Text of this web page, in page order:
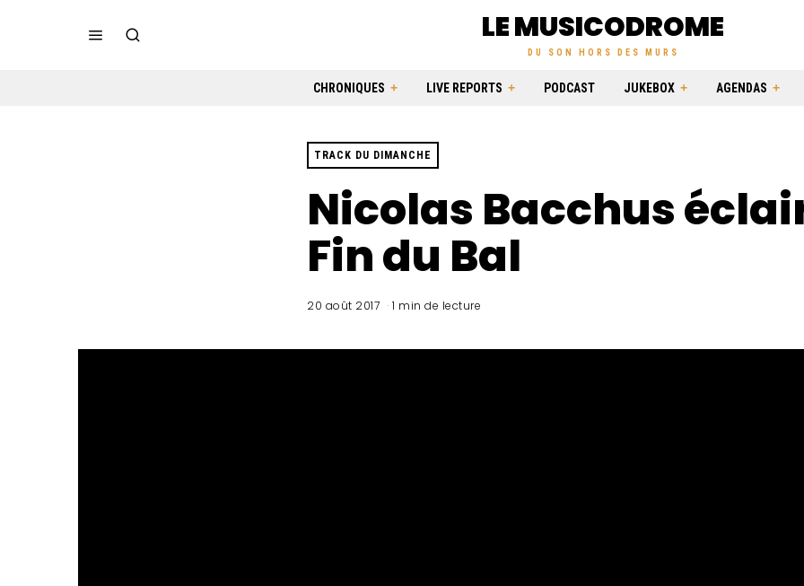
LE MUSICODROME
DU SON HORS DES MURS
CHRONIQUES LIVE REPORTS PODCAST JUKEBOX AGENDAS
TRACK DU DIMANCHE
Nicolas Bacchus
Fin du Bal
20 août 2017 1 min de lecture